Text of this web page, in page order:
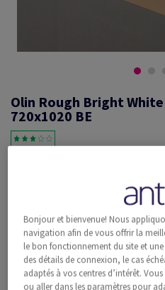
Olin Rough Bright
720x1020 BE
Olin, Rough, Bright White, mat, sans
1020mm, B1+, BE, Paquet de 125
Information additionnelle
Prix catalogue TVA incl.
CHF 1'537.51 34.60% Rabais
Bonjour et bienvenue! Nous
navigation afin de vous offrir la
le bon fonctionnement du site et
des détails de connexion, le cas
adaptés à vos centres d’intérêt.
ou aller dans les paramètres pour